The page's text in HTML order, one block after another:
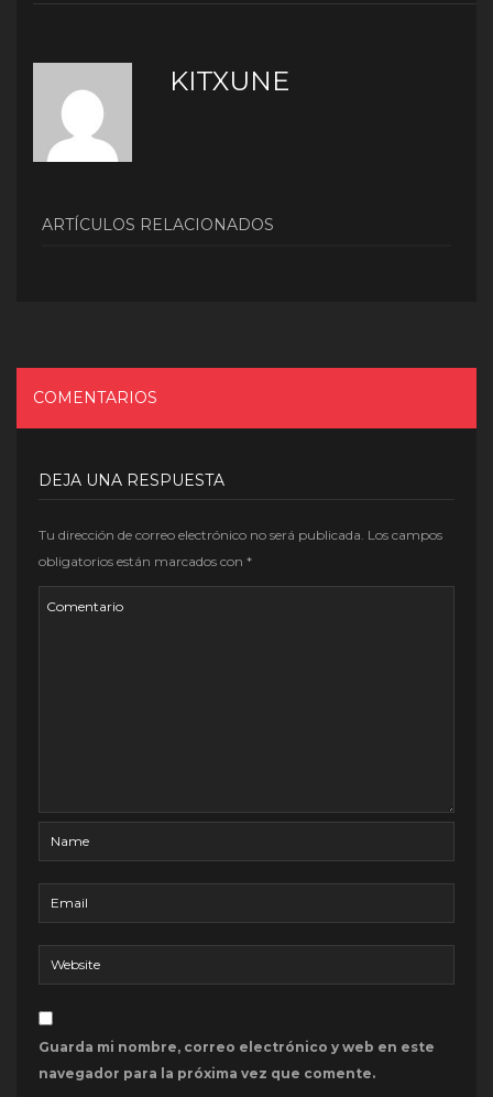
KITXUNE
ARTÍCULOS RELACIONADOS
COMENTARIOS
DEJA UNA RESPUESTA
Tu dirección de correo electrónico no será publicada. Los campos
obligatorios están marcados con *
Guarda mi nombre, correo electrónico y web en este
navegador para la próxima vez que comente.